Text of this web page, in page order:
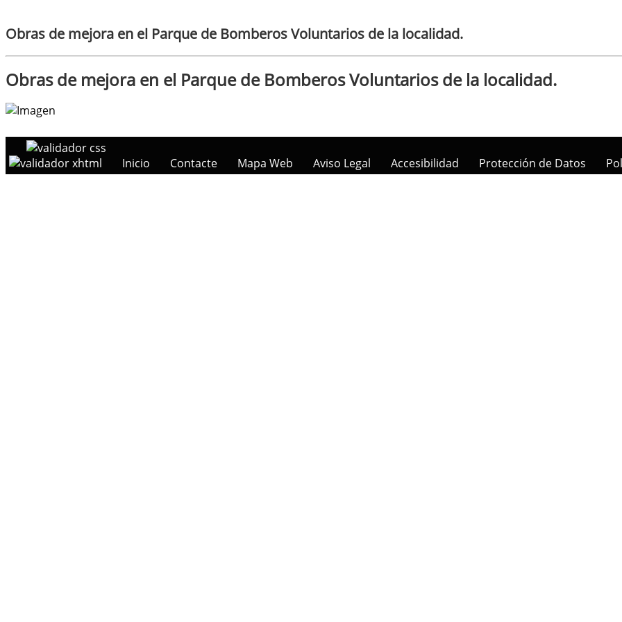
Obras de mejora en el Parque de Bomberos Voluntarios de la localidad.
Obras de mejora en el Parque de Bomberos Voluntarios de la localidad.
Inicio Contacte Mapa Web Aviso Legal Accesibilidad Protección de Datos